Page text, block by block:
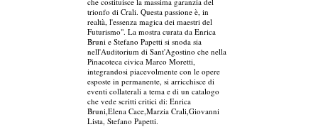
trionfo di Crali. Questa passione è, in
realtà, l'essenza magica dei maestri del
Futurismo". La mostra curata da Enrica
Bruni e Stefano Papetti si snoda sia
nell'Auditorium di Sant'Agostino che nella
Pinacoteca civica Marco Moretti,
integrandosi piacevolmente con le opere
esposte in permanente, si arricchisce di
eventi collaterali a tema e di un catalogo
che vede scritti critici di: Enrica
Bruni,Elena Cace,Marzia Crali,Giovanni
Lista, Stefano Papetti.